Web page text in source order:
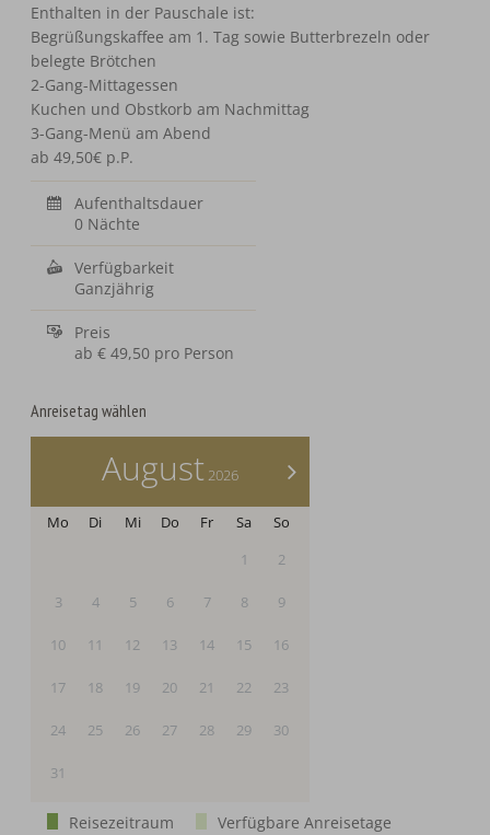
Enthalten in der Pauschale ist:
Begrüßungskaffee am 1. Tag sowie Butterbrezeln oder
belegte Brötchen
2-Gang-Mittagessen
Kuchen und Obstkorb am Nachmittag
3-Gang-Menü am Abend
ab 49,50€ p.P.
Aufenthaltsdauer
0 Nächte
Verfügbarkeit
Ganzjährig
Preis
ab€ 49,50 pro Person
Anreisetag wählen
>
August 2026
Mo Di Mi Do Fr Sa
So
1
2
3 4 5 6 7 8 9
10 11 12 13 14 15 16
17 18 19 20 21 22 23
24 25 26 27 28 29 30
31
Reisezeitraum Verfügbare Anreisetage